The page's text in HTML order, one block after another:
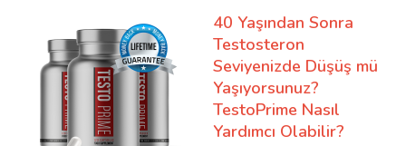
40 Yaşından Sonra
Testosteron
Seviyenizde Düşüş mü
Yaşıyorsunuz?
TestoPrime Nasıl
Yardımcı Olabilir?